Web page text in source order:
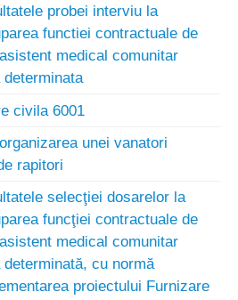
probei interviu la
functiei contractuale de
medical comunitar
determinata
civila 6001
unei vanatori
rapitori
selecţiei dosarelor la
funcţiei contractuale de
medical comunitar
cu normă
proiectului Furnizare